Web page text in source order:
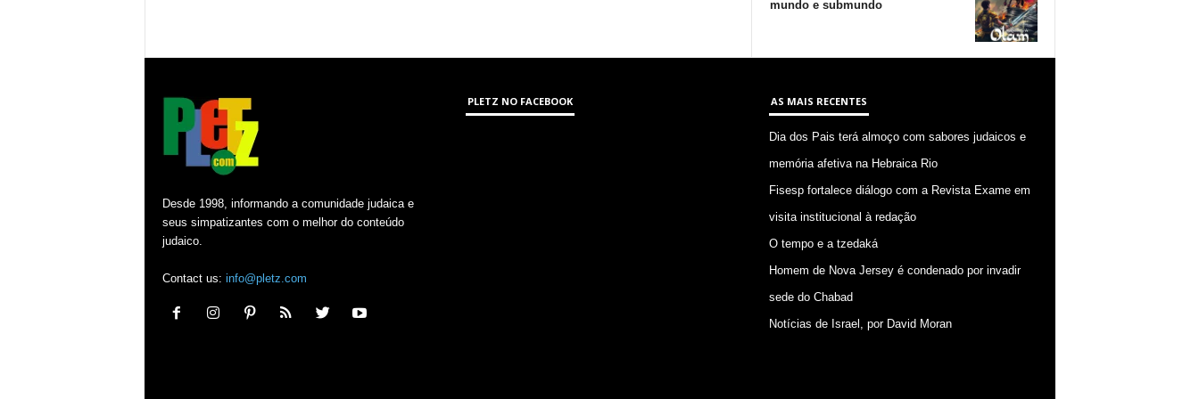
mundo e submundo
Desde 1998, informando a comunidade judaica e
seus simpatizantes com o melhor do conteúdo
judaico.
Contact us: info@pletz.com
PLETZ NO FACEBOOK AS MAIS RECENTES
Dia dos Pais terá almoço com sabores judaicos e
memória afetiva na Hebraica Rio
Fisesp fortalece diálogo com a Revista Exame em
visita institucional à redação
O tempo e a tzedaká
Homem de Nova Jersey é condenado por invadir
sede do Chabad
Notícias de Israel, por David Moran